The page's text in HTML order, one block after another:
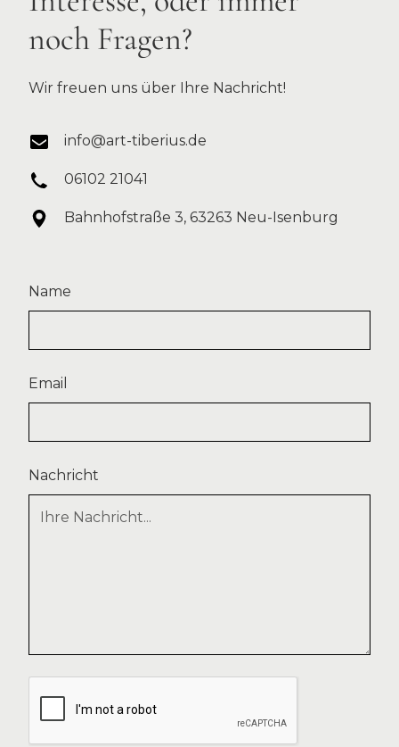
noch Fragen?
Wir freuen uns über Ihre Nachricht!
info@art-tiberius.de
06102 21041
Bahnhofstraße 3, 63263 Neu-Isenburg
Name
Email
Nachricht